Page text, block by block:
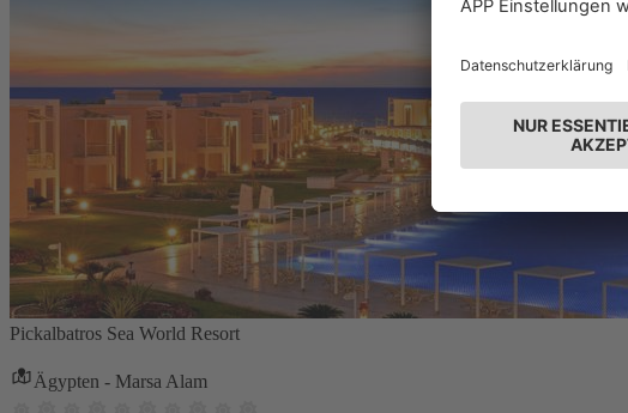
Pickalbatros Sea World Resort
Ägypten - Marsa Alam